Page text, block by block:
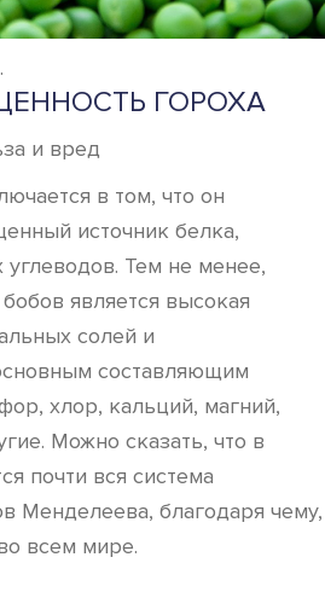
ГОРОХА
в том, что он
источник белка,
Тем не менее,
является высокая
солей и
составляющим
хлор, кальций, магний,
Можно сказать, что в
почти вся система
Менделеева, благодаря чему,
всем мире.